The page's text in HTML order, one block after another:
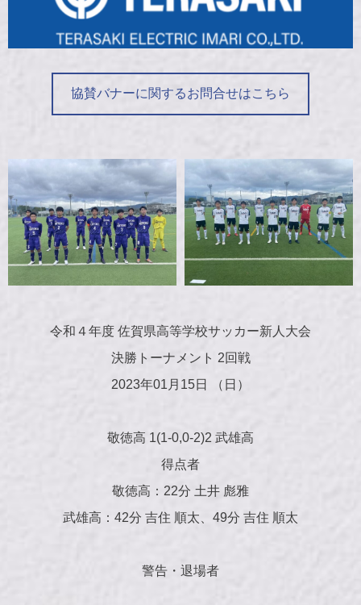
協賛バナーに関するお問合せはこちら
令和４年度 佐賀県高等学校サッカー新人大会
決勝トーナメント 2回戦
2023年01月15日 （日）
敬徳高 1(1-0,0-2)2 武雄高
得点者
敬徳高：22分 土井 彪雅
武雄高：42分 吉住 順太、49分 吉住 順太
警告・退場者